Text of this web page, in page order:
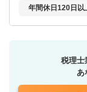
年間休日120日以
税理士
あ